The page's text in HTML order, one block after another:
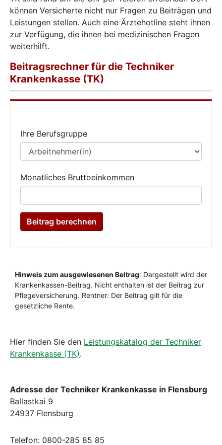
können Versicherte nicht nur Fragen zu Beiträgen und
Leistungen stellen. Auch eine Ärztehotline steht ihnen
zur Verfügung, die ihnen bei medizinischen Fragen
weiterhilft.
Hier finden Sie den Leistungskatalog der Techniker
Krankenkasse (TK).
Adresse der Techniker Krankenkasse in Flensburg
Ballastkai 9
24937 Flensburg
Telefon: 0800-285 85 85